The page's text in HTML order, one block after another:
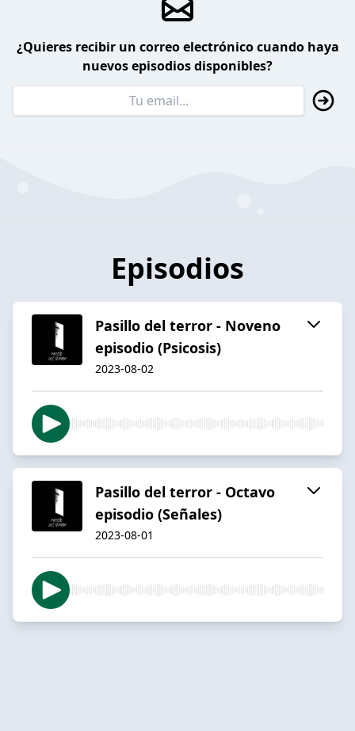
¿Quieres recibir un correo electrónico cuando haya
nuevos episodios disponibles?
Episodios
Pasillo del terror - Noveno
episodio (Psicosis)
2023-08-02
Pasillo del terror - Octavo
episodio (Señales)
2023-08-01